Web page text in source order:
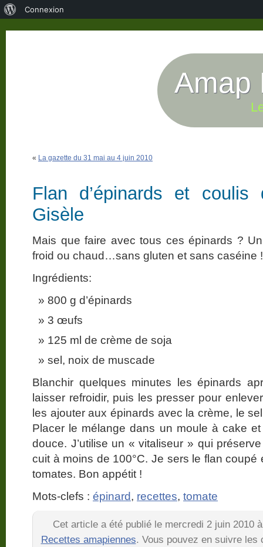
Amap
« La gazette du 31 mai au 4 juin 2010
Flan d’épinards et coulis
Gisèle
Mais que faire avec tous ces épinards ?
froid ou chaud…sans gluten et sans caséine !
Ingrédients:
800 g d’épinards
3 œufs
125 ml de crème de soja
sel, noix de muscade
Blanchir quelques minutes les épinards
laisser refroidir, puis les presser pour
les ajouter aux épinards avec la crème, le
Placer le mélange dans un moule à cake
douce. J’utilise un « vitaliseur » qui
cuit à moins de 100°C. Je sers le flan
tomates. Bon appétit !
Mots-clefs : épinard, recettes, tomate
Cet article a été publié le mercredi 2 juin 2010
Recettes amapiennes. Vous pouvez en suivre les
Connexion